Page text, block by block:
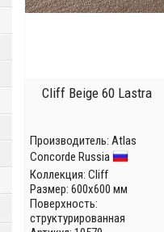
Cliff Beige 60 Lastra
Производитель: Atlas
Concorde Russia
Коллекция: Cliff
Размер: 600x600 мм
Поверхность:
структурированная